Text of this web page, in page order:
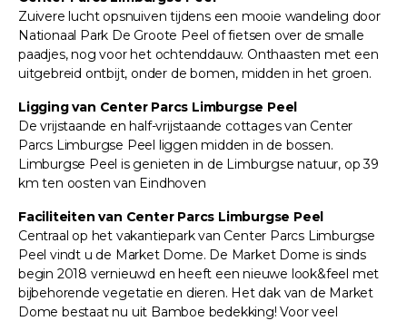
Zuivere lucht opsnuiven tijdens een mooie wandeling door
Nationaal Park De Groote Peel of fietsen over de smalle
paadjes, nog voor het ochtenddauw. Onthaasten met een
uitgebreid ontbijt, onder de bomen, midden in het groen.
Ligging van Center Parcs Limburgse Peel
De vrijstaande en half-vrijstaande cottages van Center
Parcs Limburgse Peel liggen midden in de bossen.
Limburgse Peel is genieten in de Limburgse natuur, op 39
km ten oosten van Eindhoven
Faciliteiten van Center Parcs Limburgse Peel
Centraal op het vakantiepark van Center Parcs Limburgse
Peel vindt u de Market Dome. De Market Dome is sinds
begin 2018 vernieuwd en heeft een nieuwe look&feel met
bijbehorende vegetatie en dieren. Het dak van de Market
Dome bestaat nu uit Bamboe bedekking! Voor veel